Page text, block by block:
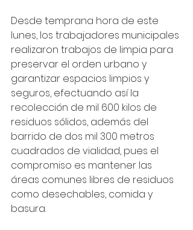
Desde temprana hora de este
lunes, los trabajadores municipales
realizaron trabajos de limpia para
preservar el orden urbano y
garantizar espacios limpios y
seguros, efectuando así la
recolección de mil 600 kilos de
residuos sólidos, además del
barrido de dos mil 300 metros
cuadrados de vialidad, pues el
compromiso es mantener las
áreas comunes libres de residuos
como desechables, comida y
basura.